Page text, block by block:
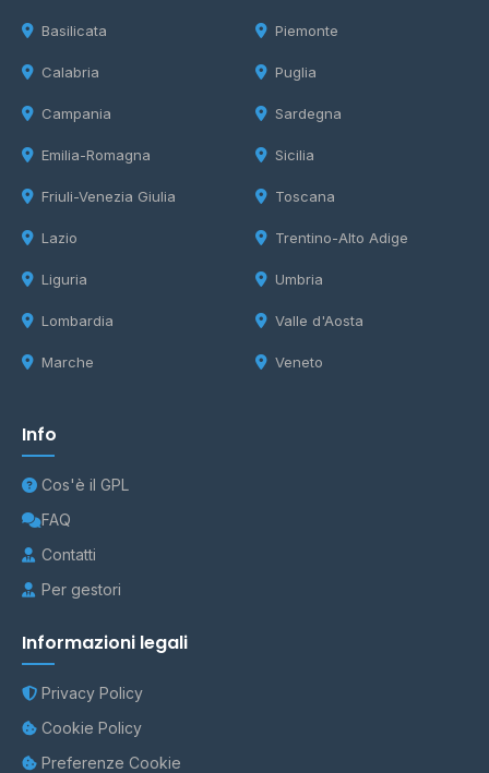
Basilicata
Calabria
Campania
Emilia-Romagna
Friuli-Venezia Giulia
Lazio
Liguria
Lombardia
Marche
Piemonte
Puglia
Sardegna
Sicilia
Toscana
Trentino-Alto Adige
Umbria
Valle d'Aosta
Veneto
Info
Cos'è il GPL
FAQ
Contatti
Per gestori
Informazioni legali
Privacy Policy
Cookie Policy
Preferenze Cookie